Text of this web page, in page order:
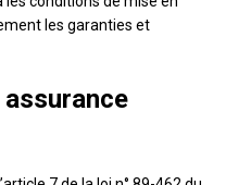
les garanties et
assurance